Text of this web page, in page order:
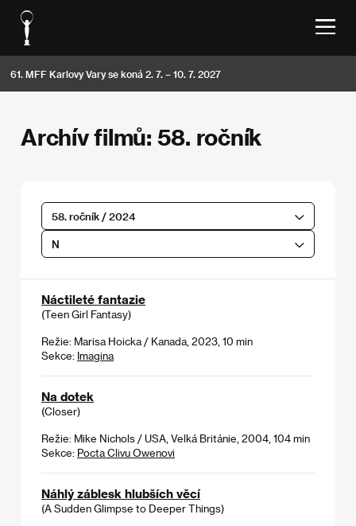
61. MFF Karlovy Vary se koná 2. 7. – 10. 7. 2027
Archív filmů: 58. ročník
58. ročník / 2024
N
Náctileté fantazie
(Teen Girl Fantasy)
Režie: Marisa Hoicka / Kanada, 2023, 10 min
Sekce: Imagina
Na dotek
(Closer)
Režie: Mike Nichols / USA, Velká Británie, 2004, 104 min
Sekce: Pocta Clivu Owenovi
Náhlý záblesk hlubších věcí
(A Sudden Glimpse to Deeper Things)